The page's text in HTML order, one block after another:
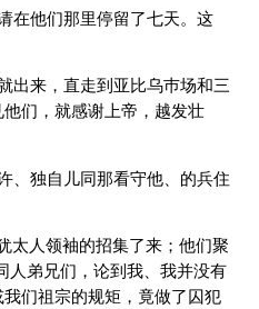
在他们那里停留了七天。这
出来，直走到亚比乌巿场和三
们，就感谢上帝，越发壮
、独自儿同那看守他、的兵住
太人领袖的招集了来；他们聚
人弟兄们，论到我、我并没有
们祖宗的规矩，竟做了囚犯